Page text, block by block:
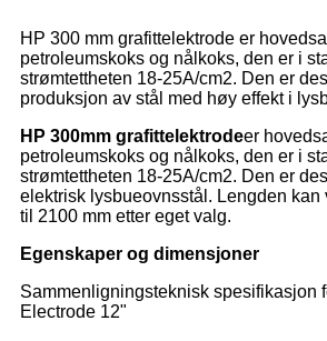
HP 300 mm grafittelektrode er
petroleumskoks og nålkoks, den er i
strømtettheten 18-25A/cm2. Den er
produksjon av stål med høy effekt i
HP 300mm grafittelektrodeer
petroleumskoks og nålkoks, den er i
strømtettheten 18-25A/cm2. Den er
elektrisk lysbueovnsstål. Lengden
til 2100 mm etter eget valg.
Egenskaper og dimensjoner
Sammenligningsteknisk spesifikasjon
Electrode 12"